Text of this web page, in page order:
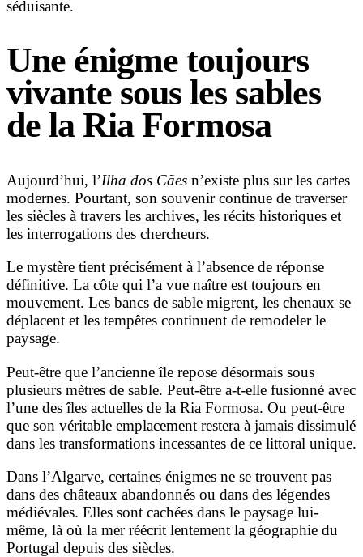
séduisante.
Une énigme toujours
vivante sous les sables
de la Ria Formosa
Aujourd’hui, l’Ilha dos Cães n’existe plus sur les cartes
modernes. Pourtant, son souvenir continue de traverser
les siècles à travers les archives, les récits historiques et
les interrogations des chercheurs.
Le mystère tient précisément à l’absence de réponse
définitive. La côte qui l’a vue naître est toujours en
mouvement. Les bancs de sable migrent, les chenaux se
déplacent et les tempêtes continuent de remodeler le
paysage.
Peut-être que l’ancienne île repose désormais sous
plusieurs mètres de sable. Peut-être a-t-elle fusionné avec
l’une des îles actuelles de la Ria Formosa. Ou peut-être
que son véritable emplacement restera à jamais dissimulé
dans les transformations incessantes de ce littoral unique.
Dans l’Algarve, certaines énigmes ne se trouvent pas
dans des châteaux abandonnés ou dans des légendes
médiévales. Elles sont cachées dans le paysage lui-
même, là où la mer réécrit lentement la géographie du
Portugal depuis des siècles.